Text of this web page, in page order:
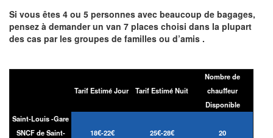
Si vous êtes 4 ou 5 personnes avec beaucoup de bagages,
pensez à demander un van 7 places choisi dans la plupart
des cas par les groupes de familles ou d’amis .
Tarif Estimé Jour Tarif Estimé Nuit
Nombre de
chauffeur
Disponible
Saint-Louis -Gare
SNCF de Saint-
18€-22€ 25€-28€ 20